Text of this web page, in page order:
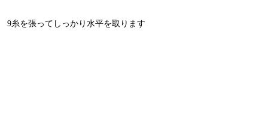
9糸を張ってしっかり水平を取ります